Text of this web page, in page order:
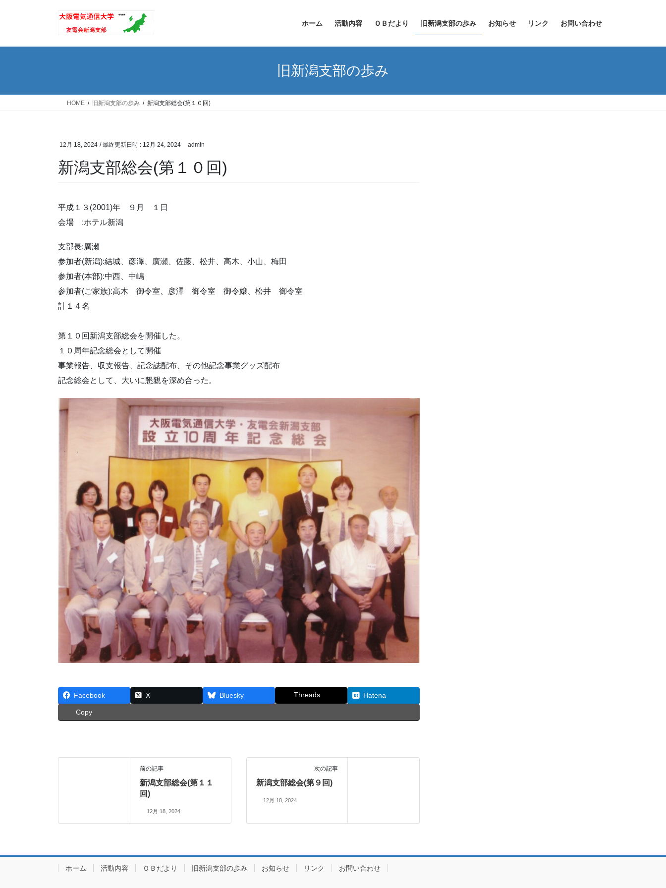
ホーム 活動内容 ＯＢだより 旧新潟支部の歩み お知らせ リンク お問い合わせ
旧新潟支部の歩み
HOME 旧新潟支部の歩み 新潟支部総会(第１０回)
12月 18, 2024 / 最終更新日時 : 12月 24, 2024 admin
新潟支部総会(第１０回)
平成１３(2001)年 ９月 １日
会場 :ホテル新潟
支部長:廣瀬
参加者(新潟):結城、彦澤、廣瀬、佐藤、松井、高木、小山、梅田
参加者(本部):中西、中嶋
参加者(ご家族):高木 御令室、彦澤 御令室 御令嬢、松井 御令室
計１４名
第１０回新潟支部総会を開催した。
１０周年記念総会として開催
事業報告、収支報告、記念誌配布、その他記念事業グッズ配布
記念総会として、大いに懇親を深め合った。
Facebook X Bluesky Threads Hatena
Copy
前の記事
新潟支部総会(第１１
回)
12月 18, 2024
次の記事
新潟支部総会(第９回)
12月 18, 2024
ホーム 活動内容 ＯＢだより 旧新潟支部の歩み お知らせ リンク お問い合わせ